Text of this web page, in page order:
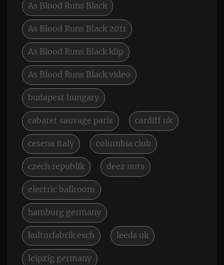
As Blood Runs Black
As Blood Runs Black 2011
As Blood Runs Black klip
As Blood Runs Black video
budapest hungary
cabaret sauvage paris cardiff uk
cesena italy columbia club
czech republik deez nuts
electric ballroom
hamburg germany
kulturfabrik esch leeds uk
leipzig germany